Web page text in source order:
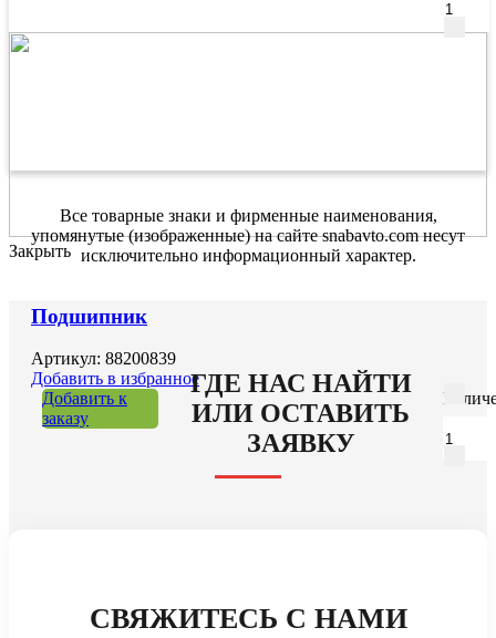
Закрыть
Подшипник
Артикул: 88200839
Добавить в избранное
Добавить к
заказу
Все товарные знаки и фирменные наименования,
упомянутые (изображенные) на сайте snabavto.com несут
исключительно информационный характер.
ГДЕ НАС НАЙТИ
ИЛИ ОСТАВИТЬ
ЗАЯВКУ
СВЯЖИТЕСЬ С НАМИ